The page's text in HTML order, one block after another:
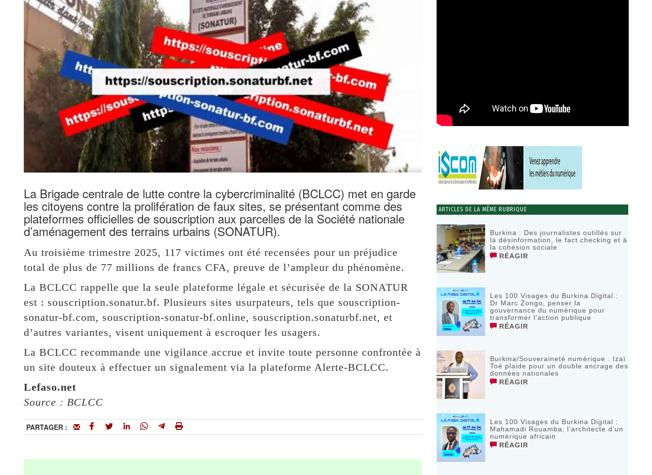
La Brigade centrale de lutte contre la cybercriminalité (BCLCC) met en garde
les citoyens contre la prolifération de faux sites, se présentant comme des
plateformes officielles de souscription aux parcelles de la Société nationale
d’aménagement des terrains urbains (SONATUR).
Au troisième trimestre 2025, 117 victimes ont été recensées pour un préjudice
total de plus de 77 millions de francs CFA, preuve de l’ampleur du phénomène.
La BCLCC rappelle que la seule plateforme légale et sécurisée de la SONATUR
est : souscription.sonatur.bf. Plusieurs sites usurpateurs, tels que souscription-
sonatur-bf.com, souscription-sonatur-bf.online, souscription.sonaturbf.net, et
d’autres variantes, visent uniquement à escroquer les usagers.
La BCLCC recommande une vigilance accrue et invite toute personne confrontée à
un site douteux à effectuer un signalement via la plateforme Alerte-BCLCC.
Lefaso.net
Source : BCLCC
PARTAGER :
ARTICLES DE LA MÊME RUBRIQUE
Burkina : Des journalistes outillés sur
la désinformation, le fact checking et à
la cohésion sociale
RÉAGIR
Les 100 Visages du Burkina Digital :
Dr Marc Zongo, penser la
gouvernance du numérique pour
transformer l’action publique
RÉAGIR
Burkina/Souveraineté numérique : Izaï
Toé plaide pour un double ancrage des
données nationales
RÉAGIR
Les 100 Visages du Burkina Digital :
Mahamadi Rouamba, l’architecte d’un
numérique africain
RÉAGIR